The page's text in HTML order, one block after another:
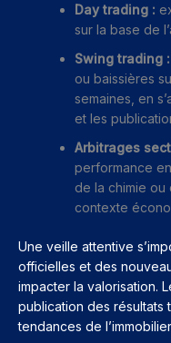
Day trading :
sur la base de
Swing trading :
ou baissières
semaines, en
et les
Arbitrages
performance
de la chimie ou
contexte
Une veille attentive
officielles et des
impacter la valorisation.
publication des résultats
tendances de